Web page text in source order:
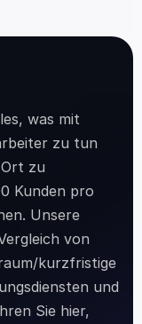
was mit
zu tun
zu
Kunden pro
Unsere
von
kurzfristige
und
Sie hier,